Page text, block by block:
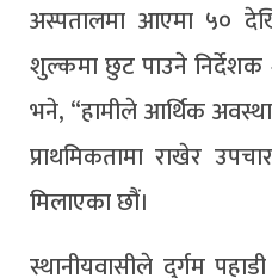
अस्पतालमा आएमा ५०
शुल्कमा छुट पाउने
भने, “हामीले आर्थिक
प्राथमिकतामा राखेर
मिलाएका छौं।
स्थानीयवासीले दुर्गम